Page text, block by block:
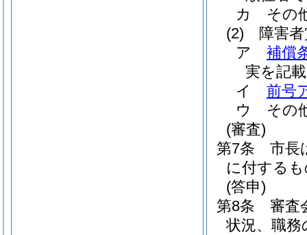
カ
その
(2)
障害
ア
補償
実を記
イ
前号
ウ
その
(審査)
第7条
市長
に付する
(答申)
第8条
審査
状況、職務